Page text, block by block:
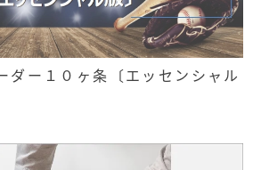
ダー１０ヶ条〔エッセンシャル